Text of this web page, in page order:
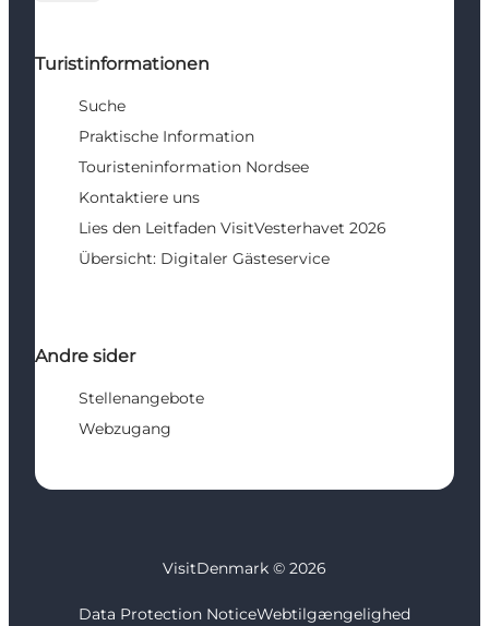
Turistinformationen
Suche
Praktische Information
Touristeninformation Nordsee
Kontaktiere uns
Lies den Leitfaden VisitVesterhavet 2026
Übersicht: Digitaler Gästeservice
Andre sider
Stellenangebote
Webzugang
VisitDenmark © 2026
Data Protection NoticeWebtilgængelighed